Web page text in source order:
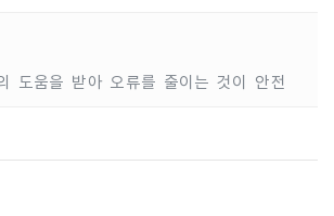
도움을 받아 오류를 줄이는 것이 안전